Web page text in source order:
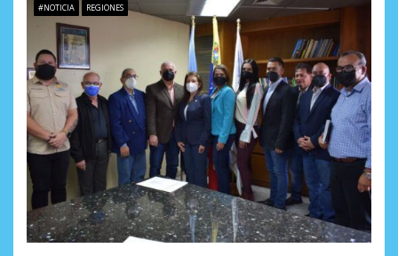
e
e
n
t
r
a
d
a
#NOTICIA REGIONES